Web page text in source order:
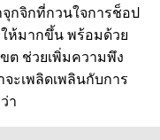
กจิกที่กวนใจการช็อป
ห้มากขึ้น พร้อมด้วย
ต ช่วยเพิ่มความพึง
ะเพลิดเพลินกับการ
า